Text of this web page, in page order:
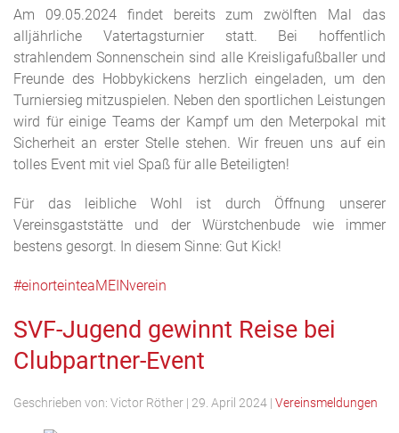
Am 09.05.2024 findet bereits zum zwölften Mal das
alljährliche Vatertagsturnier statt. Bei hoffentlich
strahlendem Sonnenschein sind alle Kreisligafußballer und
Freunde des Hobbykickens herzlich eingeladen, um den
Turniersieg mitzuspielen. Neben den sportlichen Leistungen
wird für einige Teams der Kampf um den Meterpokal mit
Sicherheit an erster Stelle stehen. Wir freuen uns auf ein
tolles Event mit viel Spaß für alle Beteiligten!
Für das leibliche Wohl ist durch Öffnung unserer
Vereinsgaststätte und der Würstchenbude wie immer
bestens gesorgt. In diesem Sinne: Gut Kick!
#einorteinteaMEINverein
SVF-Jugend gewinnt Reise bei
Clubpartner-Event
Geschrieben von: Victor Röther | 29. April 2024 | Vereinsmeldungen